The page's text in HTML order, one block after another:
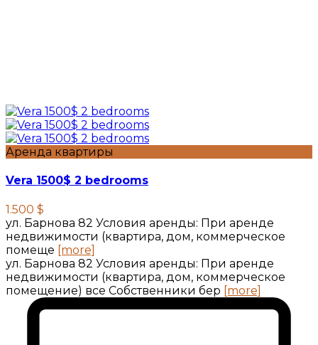
Аренда квартиры
Vera 1500$ 2 bedrooms
1.500 $
ул. Барнова 82 Условия аренды: При аренде
недвижимости (квартира, дом, коммерческое
помеще [more]
ул. Барнова 82 Условия аренды: При аренде
недвижимости (квартира, дом, коммерческое
помещение) все Собственники бер [more]